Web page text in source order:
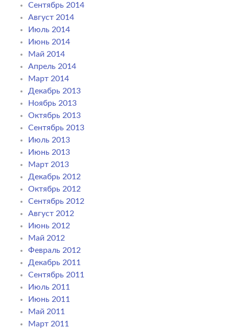
Сентябрь 2014
Август 2014
Июль 2014
Июнь 2014
Май 2014
Апрель 2014
Март 2014
Декабрь 2013
Ноябрь 2013
Октябрь 2013
Сентябрь 2013
Июль 2013
Июнь 2013
Март 2013
Декабрь 2012
Октябрь 2012
Сентябрь 2012
Август 2012
Июнь 2012
Май 2012
Февраль 2012
Декабрь 2011
Сентябрь 2011
Июль 2011
Июнь 2011
Май 2011
Март 2011